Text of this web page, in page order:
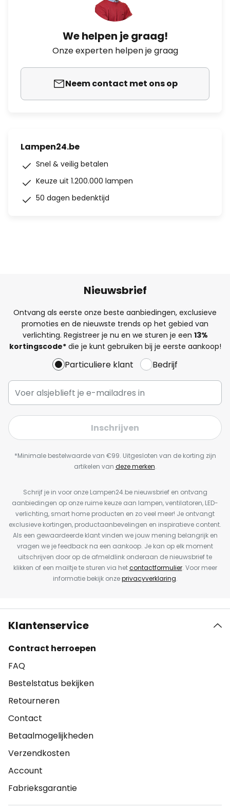
We helpen je graag!
Onze experten helpen je graag
Neem contact met ons op
Lampen24.be
Snel & veilig betalen
Keuze uit 1.200.000 lampen
50 dagen bedenktijd
Nieuwsbrief
Ontvang als eerste onze beste aanbiedingen, exclusieve
promoties en de nieuwste trends op het gebied van
verlichting. Registreer je nu en we sturen je een 13%
kortingscode*die je kunt gebruiken bij je eerste aankoop!
Particuliere klant Bedrijf
Inschrijven
*Minimale bestelwaarde van €99. Uitgesloten van de korting zijn
artikelen van deze merken.
Schrijf je in voor onze Lampen24.be nieuwsbrief en ontvang
aanbiedingen op onze ruime keuze aan lampen, ventilatoren, LED-
verlichting, smart home producten en zo veel meer! Je ontvangt
exclusieve kortingen, productaanbevelingen en inspiratieve content.
Als een gewaardeerde klant vinden we jouw mening belangrijk en
vragen we je feedback na een aankoop. Je kan op elk moment
uitschrijven door op de afmeldlink onderaan de nieuwsbrief te
klikken of een mailtje te sturen via hetcontactformulier. Voor meer
informatie bekijk onzeprivacyverklaring.
Klantenservice
Contract herroepen
FAQ
Bestelstatus bekijken
Retourneren
Contact
Betaalmogelijkheden
Verzendkosten
Account
Fabrieksgarantie